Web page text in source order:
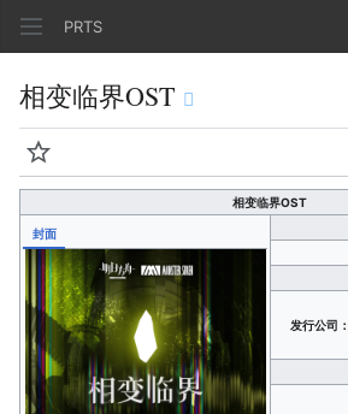
PRTS
相变临界OST
监视
相变临界OST
封面
发行公司：